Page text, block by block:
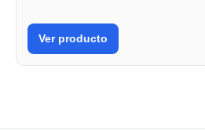
Ver producto